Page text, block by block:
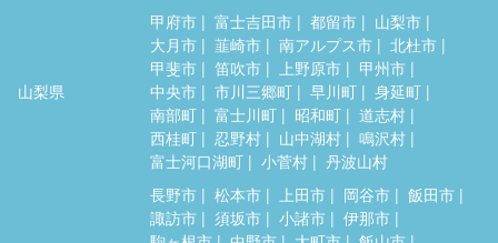
山梨県
甲府市 富士吉田市 都留市
山梨市
大月市
韮崎市 南アルプス市
北杜市
甲斐市
笛吹市 上野原市
甲州市
中央市
市川三郷町 早川町
身延町
南部町
富士川町 昭和町
道志村
西桂町
忍野村 山中湖村
鳴沢村
富士河口湖町
小菅村 丹波山村
長野市 松本市 上田市 岡谷市
飯田市
諏訪市
須坂市 小諸市
伊那市